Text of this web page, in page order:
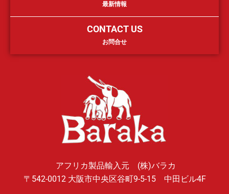
最新情報
CONTACT US
お問合せ
アフリカ製品輸入元 (株)バラカ
〒542-0012 大阪市中央区谷町9-5-15 中田ビル4F